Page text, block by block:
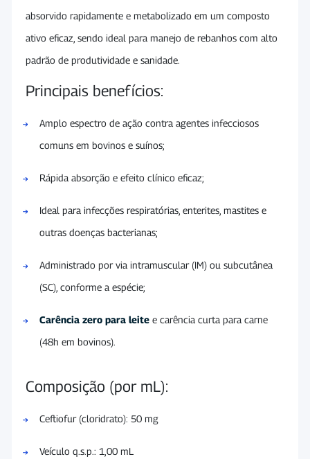
absorvido rapidamente e metabolizado em um composto
ativo eficaz, sendo ideal para manejo de rebanhos com alto
padrão de produtividade e sanidade.
Principais benefícios:
Amplo espectro de ação contra agentes infecciosos
comuns em bovinos e suínos;
Rápida absorção e efeito clínico eficaz;
Ideal para infecções respiratórias, enterites, mastites e
outras doenças bacterianas;
Administrado por via intramuscular (IM) ou subcutânea
(SC), conforme a espécie;
Carência zero para leite e carência curta para carne
(48h em bovinos).
Composição (por mL):
Ceftiofur (cloridrato): 50 mg
Veículo q.s.p.: 1,00 mL